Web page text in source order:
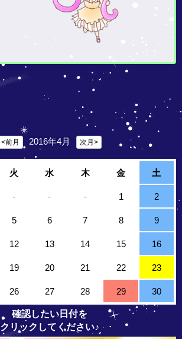
<前月 2016年4月 次月>
火 水 木 金 土
- - - 1 2
5 6 7 8 9
12 13 14 15 16
19 20 21 22 23
26 27 28 29 30
確認したい日付を
クリックしてください♪